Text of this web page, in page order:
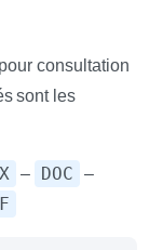
consultation
sont les
– DOC –